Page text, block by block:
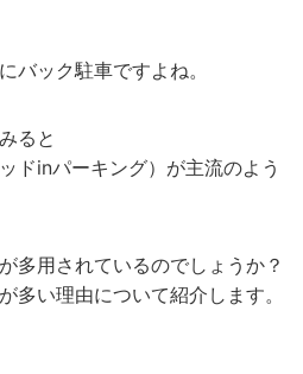
バック駐車ですよね。
ると
ドinパーキング）が主流のよう
多用されているのでしょうか？
多い理由について紹介します。